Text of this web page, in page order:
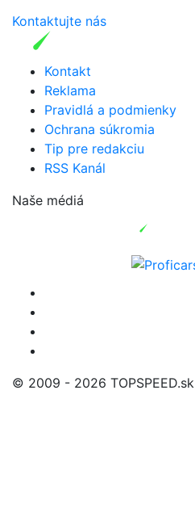
Kontaktujte nás
Kontakt
Reklama
Pravidlá a podmienky
Ochrana súkromia
Tip pre redakciu
RSS Kanál
Naše médiá
© 2009 - 2026 TOPSPEED.sk